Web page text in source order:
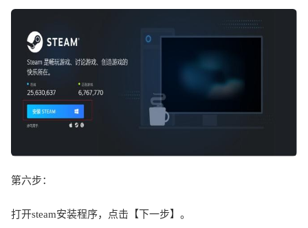
第六步：
打开steam安装程序，点击【下一步】。